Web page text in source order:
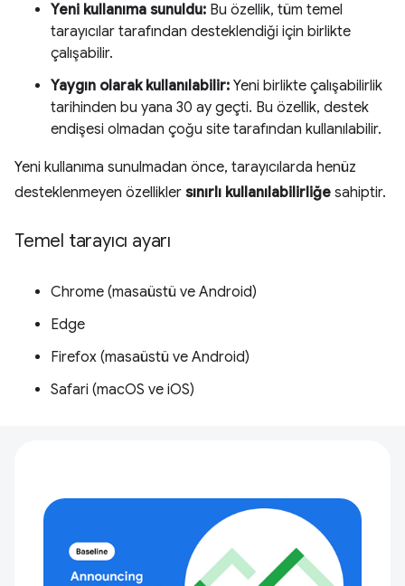
Yeni kullanıma sunuldu: Bu özellik, tüm temel
tarayıcılar tarafından desteklendiği için birlikte
çalışabilir.
Yaygın olarak kullanılabilir: Yeni birlikte çalışabilirlik
tarihinden bu yana 30 ay geçti. Bu özellik, destek
endişesi olmadan çoğu site tarafından kullanılabilir.
Yeni kullanıma sunulmadan önce, tarayıcılarda henüz
desteklenmeyen özellikler sınırlı kullanılabilirliğe sahiptir.
Temel tarayıcı ayarı
Chrome (masaüstü ve Android)
Edge
Firefox (masaüstü ve Android)
Safari (macOS ve iOS)